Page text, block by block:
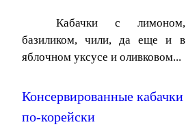
Кабачки с лимоном,
базиликом, чили, да еще и в
яблочном уксусе и оливковом...
Консервированные кабачки
по-корейски